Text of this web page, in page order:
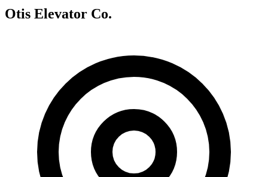
Otis Elevator Co.